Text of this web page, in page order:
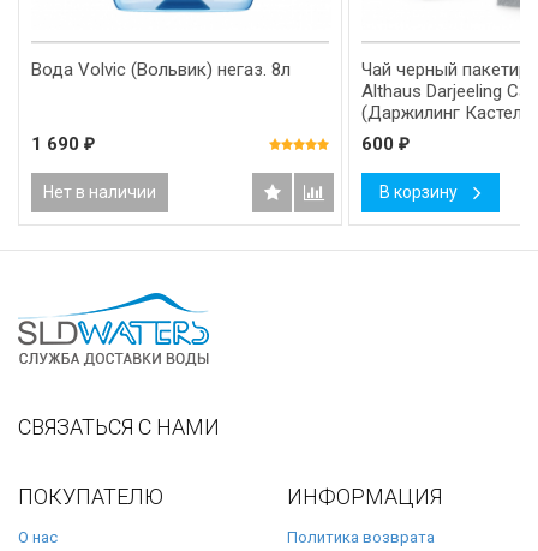
Вода Volvic (Вольвик) негаз. 8л
1 690 ₽
Нет в наличии
Чай черный
Althaus Darjeeling
(Даржилинг
600 ₽
В корзину
СВЯЗАТЬСЯ С НАМИ
ПОКУПАТЕЛЮ
О нас
ИНФОРМАЦИЯ
Политика возврата